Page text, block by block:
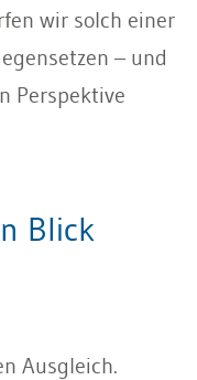
wir solch einer
– und
Perspektive
Blick
Ausgleich.